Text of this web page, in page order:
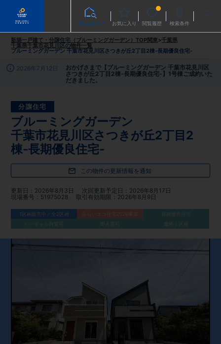
物件を探す お気に入り 閲覧履歴 検索条件
新築一戸建て・分譲住宅（ブルーミングガーデン）TOP関東>千葉県
千葉県千葉市花見川区の物件一覧
ブルーミングガーデン 千葉市花見川区さつきが丘2丁目2棟-長期優良住宅-
2026年7月12日
おかげさまで【ブルーミングガーデン 千葉市花見川区
さつきが丘2丁目2棟-長期優良住宅-】1号棟ご成約いた
だきました。
分譲住宅
ブルーミングガーデン
千葉市花見川区さつきが丘2丁目2
棟-長期優良住宅-
この物件の更新情報を通知
更新日 2026年8月3日 次回更新予定日
2026年8月17日
現場番号
51975028 取引有効期限 2026年8月9日
1区画販売中／全2区画
長期優良住宅
バーチャル内覧可
即入居可 最終１区画